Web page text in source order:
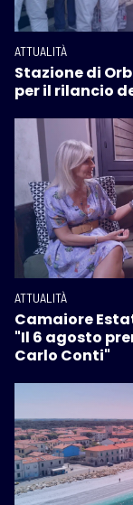
ATTUALITÀ
Stazione di
per il rilancio
ATTUALITÀ
Camaiore
"Il 6 agosto
Carlo Conti"